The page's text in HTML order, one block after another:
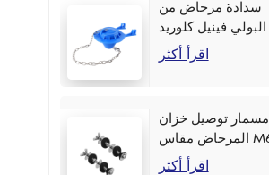
سدادة مرحاض من
البولي فينيل كلوريد
مقاس 2 بوصة بألوان
متعددة
اقرأ أكثر
مسمار توصيل خزان
المرحاض مقاس M6*90
مم
اقرأ أكثر